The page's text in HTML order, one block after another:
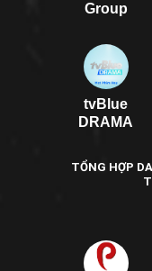
Group
tvBlue
DRAMA
TỔNG HỢP